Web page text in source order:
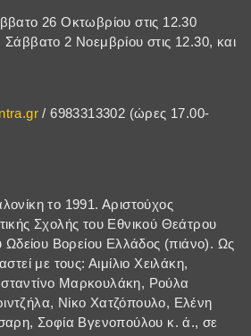
26 Οκτωβρίου στις 12.30
2 Νοεμβρίου στις 12.30, και
/ 6983313302 (ώρες 17.00-
το 1991. Αριστούχος
Σχολής του Εθνικού Θεάτρου
Ωδείου Βορείου Ελλάδος (πιάνο). Ως
με τους: Αιμίλιο Χειλάκη,
Μαρκουλάκη, Ρούλα
Νίκο Χατζόπουλο, Ελένη
Σοφία Βγενοπούλου κ. ά., σε